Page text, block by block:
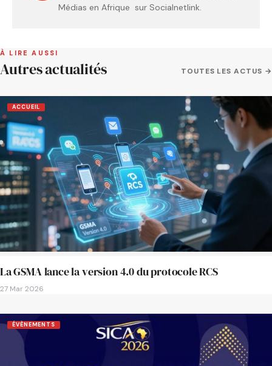
Médias en Afrique sur Socialnetlink.
À LIRE AUSSI
Autres actualités TOUTES LES ACTUS →
ACCUEIL
La GSMA lance la version 4.0 du protocole RCS
27 Mar 2026
ÉVÈNEMENTS